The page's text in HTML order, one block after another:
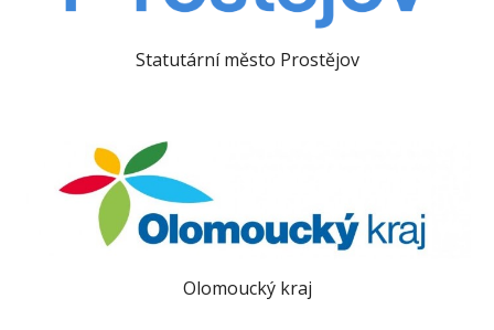
Statutární město Prostějov
Olomoucký kraj